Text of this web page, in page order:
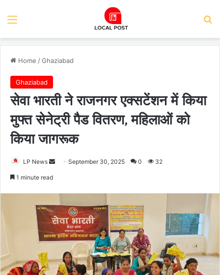
Menu
Home /Ghaziabad
Ghaziabad
सेवा भारती ने राजनगर एक्सटेंशन में किया
मुफ्त सेनेट्री पैड वितरण, महिलाओं को
किया जागरूक
LP News
SendSeptember 30, 2025 0 32
1 minute read